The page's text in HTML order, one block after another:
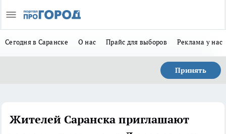
Сегодня в Саранске О нас Прайс для выборов Реклама у нас
Принять
Жителей Саранска приглашают